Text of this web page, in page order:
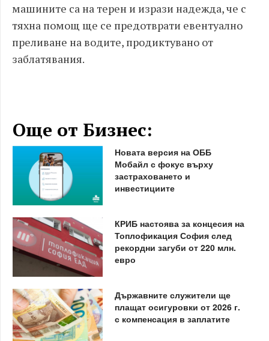
машините са на терен и изрази надежда, че с
тяхна помощ ще се предотврати евентуално
преливане на водите, продиктувано от
заблатявания.
Още от Бизнес:
Новата версия на ОББ
Мобайл с фокус върху
застраховането и
инвестициите
КРИБ настоява за концесия на
Топлофикация София след
рекордни загуби от 220 млн.
евро
Държавните служители ще
плащат осигуровки от 2026 г.
с компенсация в заплатите